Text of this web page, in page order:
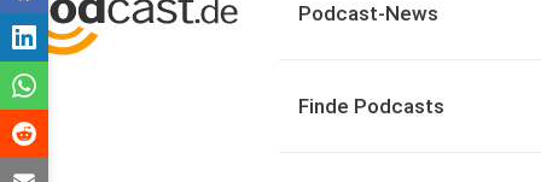
Podcast-News
Finde Podcasts